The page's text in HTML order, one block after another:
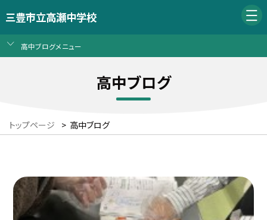
三豊市立高瀬中学校
高中ブログメニュー
高中ブログ
トップページ > 高中ブログ